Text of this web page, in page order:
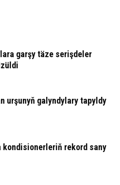
garşy täze serişdeler
urşunyň galyndylary tapyldy
kondisionerleriň rekord sany